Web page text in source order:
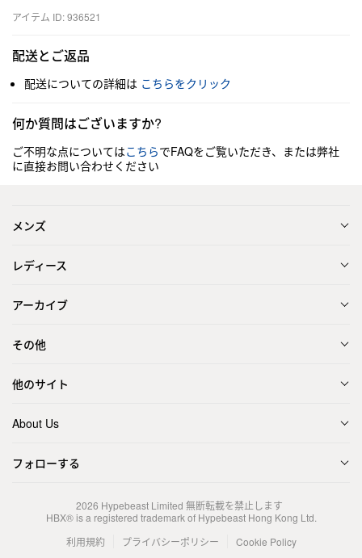
アイテム ID: 936521
配送とご返品
配送についての詳細は こちらをクリック
何か質問はございますか?
ご不明な点についてはこちらでFAQをご覧いただき、または弊社
に直接お問い合わせください
メンズ
レディース
アーカイブ
その他
他のサイト
About Us
フォローする
2026 Hypebeast Limited 無断転載を禁止します
HBX® is a registered trademark of Hypebeast Hong Kong Ltd.
利用規約
プライバシーポリシー Cookie Policy